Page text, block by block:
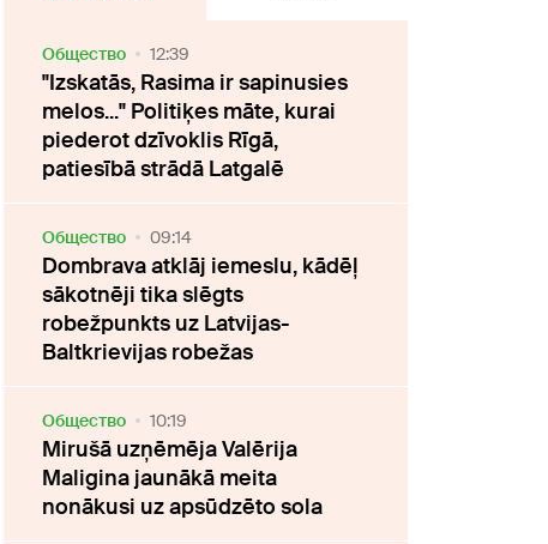
Oбщество 12:39
"Izskatās, Rasima ir sapinusies
melos..." Politiķes māte, kurai
piederot dzīvoklis Rīgā,
patiesībā strādā Latgalē
Oбщество 09:14
Dombrava atklāj iemeslu, kādēļ
sākotnēji tika slēgts
robežpunkts uz Latvijas-
Baltkrievijas robežas
Oбщество 10:19
Mirušā uzņēmēja Valērija
Maligina jaunākā meita
nonākusi uz apsūdzēto sola